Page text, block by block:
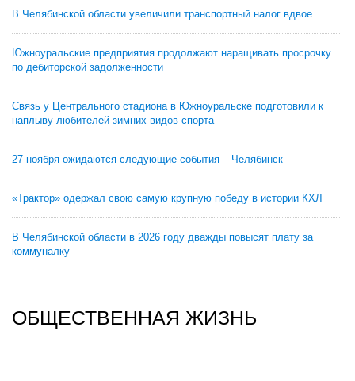
В Челябинской области увеличили транспортный налог вдвое
Южноуральские предприятия продолжают наращивать просрочку
по дебиторской задолженности
Связь у Центрального стадиона в Южноуральске подготовили к
наплыву любителей зимних видов спорта
27 ноября ожидаются следующие события – Челябинск
«Трактор» одержал свою самую крупную победу в истории КХЛ
В Челябинской области в 2026 году дважды повысят плату за
коммуналку
ОБЩЕСТВЕННАЯ ЖИЗНЬ